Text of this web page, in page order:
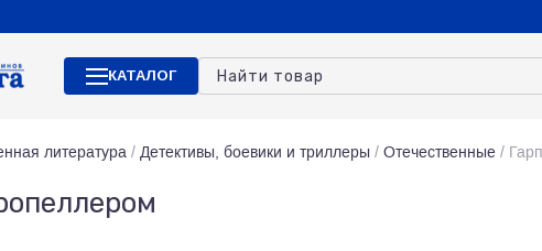
КАТАЛОГ
литература / Детективы, боевики и триллеры / Отечественные /